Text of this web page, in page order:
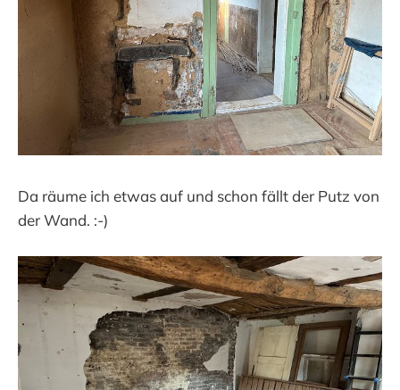
Da räume ich etwas auf und schon fällt der Putz von
der Wand. :-)